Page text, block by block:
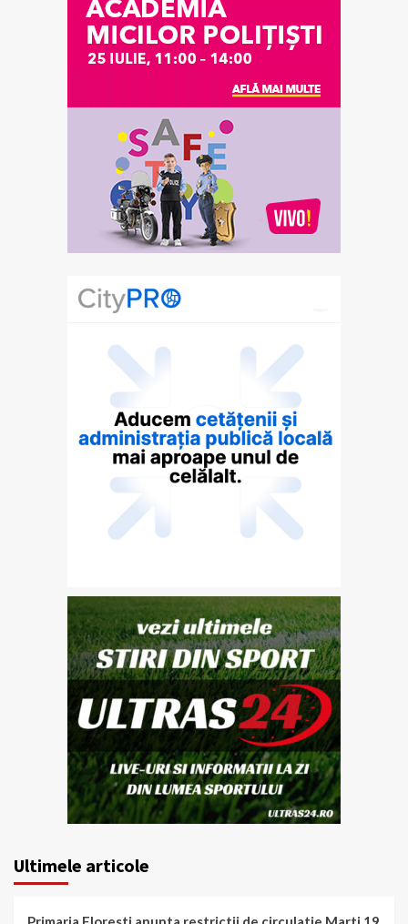
Ultimele articole